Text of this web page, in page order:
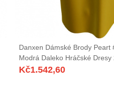
Danxen Dámské Brody Peart
Modrá Daleko Hráčské
Kč1.542,60